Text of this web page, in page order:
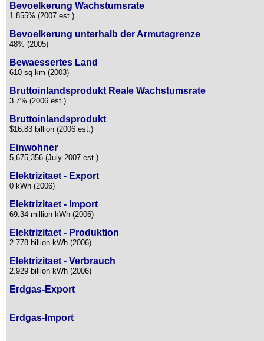
Bevoelkerung Wachstumsrate
1.855% (2007 est.)
Bevoelkerung unterhalb der Armutsgrenze
48% (2005)
Bewaessertes Land
610 sq km (2003)
Bruttoinlandsprodukt Reale Wachstumsrate
3.7% (2006 est.)
Bruttoinlandsprodukt
$16.83 billion (2006 est.)
Einwohner
5,675,356 (July 2007 est.)
Elektrizitaet - Export
0 kWh (2006)
Elektrizitaet - Import
69.34 million kWh (2006)
Elektrizitaet - Produktion
2.778 billion kWh (2006)
Elektrizitaet - Verbrauch
2.929 billion kWh (2006)
Erdgas-Export
Erdgas-Import